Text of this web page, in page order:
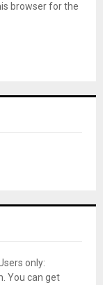
browser for the
only:
You can get